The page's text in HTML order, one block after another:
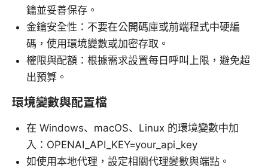
鑰並妥善保存。
金鑰安全性：不要在公開碼庫或前端程式中硬編
碼，使用環境變數或加密存取。
權限與配額：根據需求設置每日呼叫上限，避免超
出預算。
環境變數與配置檔
在 Windows、macOS、Linux 的環境變數中加
入：OPENAI_API_KEY=your_api_key
如使用本地代理，設定相關代理變數與端點。